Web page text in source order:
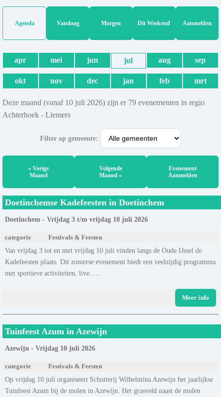
Agenda Vandaag Morgen Dit Weekend Aanmelden
apr mei jun jul aug sep
okt nov dec jan feb mrt
Deze maand (vanaf 10 juli 2026) zijn er 79 evenementen in regio
Achterhoek - Liemers
Filter op gemeente:
« Vorige
Maand
Volgende
Maand »
Evenement
Aanmelden
Doetinchemse Kadefeesten in Doetinchem
Doetinchem - Vrijdag 3 t/m vrijdag 10 juli 2026
categorie Festivals & Feesten
Van vrijdag 3 tot en met vrijdag 10 juli vinden langs de Oude IJssel de
Kadefeesten plaats. Dit zomerse evenement biedt een veelzijdig programma
met sportieve activiteiten, live......
Meer info
Tuinfeest Azum in Azewijn
Azewijn - Vrijdag 10 juli 2026
categorie Festivals & Feesten
Op vrijdag 10 juli organiseert Schutterij Wilhelmina Azewijn het jaarlijkse
Tuinfeest Azum bij de molen in Azewijn. Het grasveld naast de molen